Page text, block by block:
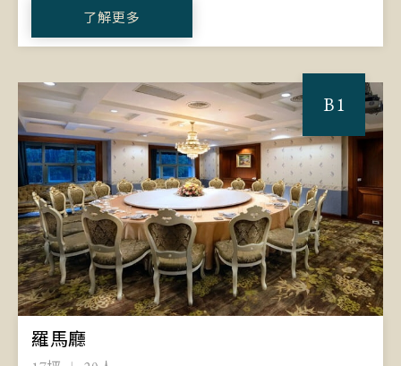
了解更多
B1
羅馬廳